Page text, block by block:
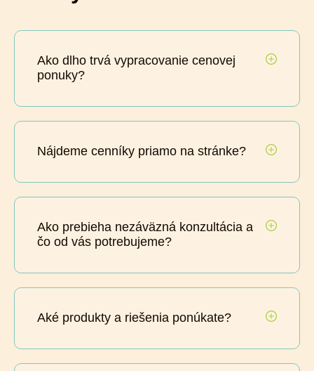
Ako dlho trvá vypracovanie cenovej
ponuky?
Nájdeme cenníky priamo na stránke?
Ako prebieha nezáväzná konzultácia a
čo od vás potrebujeme?
Aké produkty a riešenia ponúkate?